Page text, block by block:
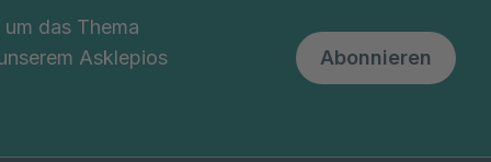
das Thema
Asklepios
Abonnieren